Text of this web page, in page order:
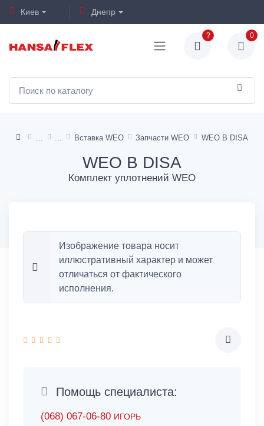
Киев Днепр
? 0
Вставка WEO Запчасти WEO WEO B DISA
WEO B DISA
Комплект уплотнений WEO
Изображение товара носит
иллюстративный характер и может
отличаться от фактического
исполнения.
Помощь специалиста:
(068) 067-06-80 ИГОРЬ